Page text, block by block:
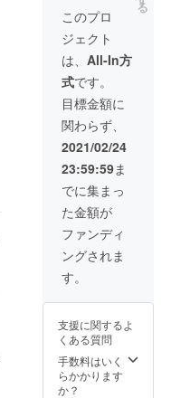
送に遅
れが生
じるこ
とをあ
らかじ
めご了
承くだ
さい。
何卒ご
理解賜
ります
ようお
願い申
し上げ
ます。
くのご
支援を
いただ
いた場
合、売
り切れ
となる
ことが
ありま
す。 超
過分は
急ぎご
用意さ
せてい
ただき
ます
が、発
送に遅
とをあ
めご了
承くだ
さい。
何卒ご
理解賜
る
このプロ
ジェクト
は、 All-In方
式です。
目標金額に
関わらず、
2021/02/24
23:59:59ま
でに集まっ
た金額が
ファンディ
ングされま
す。
支援に関するよ
くある質問
手数料はいく
らかかります
か？